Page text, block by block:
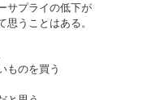
サプライの低下が
うことはある。
ものを買う